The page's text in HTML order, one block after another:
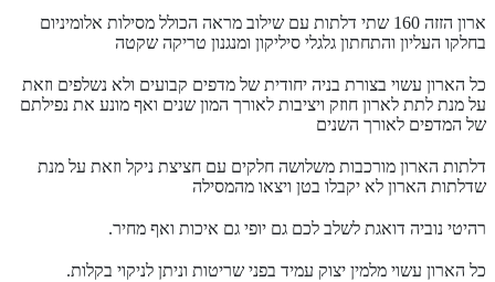
ארון הזזה 160 שתי דלתות עם שילוב מראה הכולל מסילות אלומיניום
בחלקו העליון והתחתון גלגלי סיליקון ומנגנון טריקה שקטה
כל הארון עשוי בצורת בניה יחודית של מדפים קבועים ולא נשלפים וזאת
על מנת לתת לארון חוזק ויציבות לאורך המון שנים ואף מונע את נפילתם
של המדפים לאורך השנים
דלתות הארון מורכבות משלושה חלקים עם חציצת ניקל וזאת על מנת
שדלתות הארון לא יקבלו בטן ויצאו מהמסילה
רהיטי נוביה דואגת לשלב לכם גם יופי גם איכות ואף מחיר.
כל הארון עשוי מלמין יצוק עמיד בפני שריטות וניתן לניקוי בקלות.